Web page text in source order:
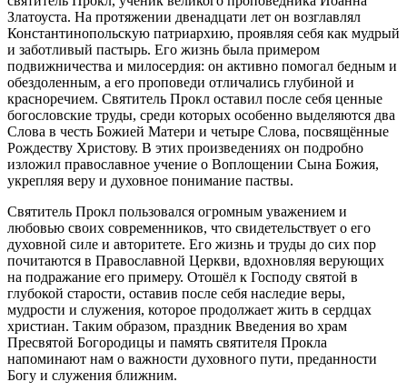
Златоуста. На протяжении двенадцати лет он возглавлял
Константинопольскую патриархию, проявляя себя как мудрый
и заботливый пастырь. Его жизнь была примером
подвижничества и милосердия: он активно помогал бедным и
обездоленным, а его проповеди отличались глубиной и
красноречием. Святитель Прокл оставил после себя ценные
богословские труды, среди которых особенно выделяются два
Слова в честь Божией Матери и четыре Слова, посвящённые
Рождеству Христову. В этих произведениях он подробно
изложил православное учение о Воплощении Сына Божия,
укрепляя веру и духовное понимание паствы.
Святитель Прокл пользовался огромным уважением и
любовью своих современников, что свидетельствует о его
духовной силе и авторитете. Его жизнь и труды до сих пор
почитаются в Православной Церкви, вдохновляя верующих
на подражание его примеру. Отошёл к Господу святой в
глубокой старости, оставив после себя наследие веры,
мудрости и служения, которое продолжает жить в сердцах
христиан. Таким образом, праздник Введения во храм
Пресвятой Богородицы и память святителя Прокла
напоминают нам о важности духовного пути, преданности
Богу и служения ближним.